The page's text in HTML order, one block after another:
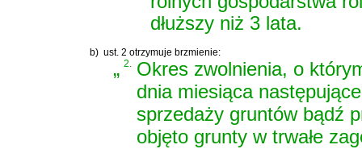
dłuższy niż 3 lata.
b) ust. 2 otrzymuje brzmienie:
„2. Okres zwolnienia, o
dnia miesiąca
sprzedaży gruntów bądź
objęto grunty w trwałe